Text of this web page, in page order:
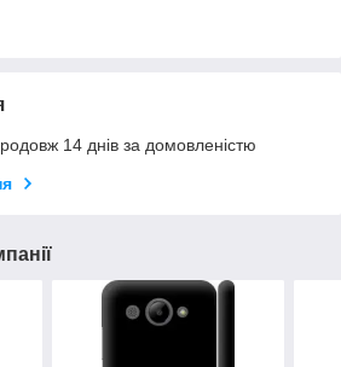
14 днів за домовленістю